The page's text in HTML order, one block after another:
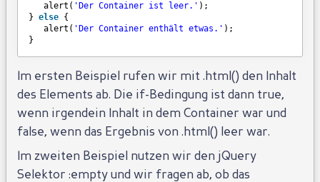
alert( 'Der Container ist leer.' );
} else {
alert( 'Der Container enthält etwas.' );
}
Im ersten Beispiel rufen wir mit .html() den Inhalt
des Elements ab. Die if-Bedingung ist dann true,
wenn irgendein Inhalt in dem Container war und
false, wenn das Ergebnis von .html() leer war.
Im zweiten Beispiel nutzen wir den jQuery
Selektor :empty und wir fragen ab, ob das